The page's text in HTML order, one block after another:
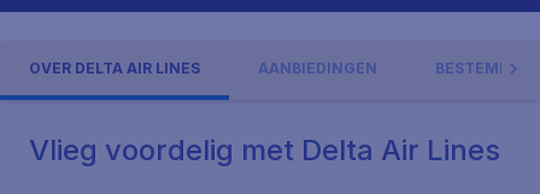
OVER DELTA AIR LINES AANBIEDINGEN
Vlieg voordelig met Delta Air Lines